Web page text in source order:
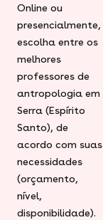
Online ou
presencialmente,
escolha entre os
melhores
professores de
antropologia em
Serra (Espírito
Santo), de
acordo com suas
necessidades
(orçamento,
nível,
disponibilidade).